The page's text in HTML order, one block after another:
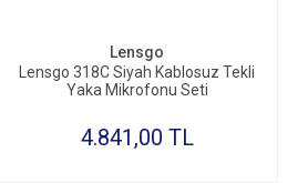
Lensgo
Lensgo 318C Siyah Kablosuz Tekli
Yaka Mikrofonu Seti
4.841,00 TL